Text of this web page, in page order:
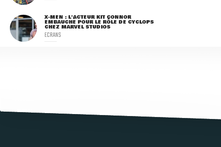
X-MEN : L'ACTEUR KIT CONNOR
EMBAUCHÉ POUR LE RÔLE DE CYCLOPS
CHEZ MARVEL STUDIOS
ECRANS